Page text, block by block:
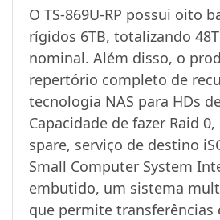
O TS-869U-RP possui oito
rígidos 6TB, totalizando
nominal. Além disso, o
repertório completo de
tecnologia NAS para HDs
Capacidade de fazer Raid 0,
spare, serviço de destino
Small Computer System
embutido, um sistema
que permite transferências